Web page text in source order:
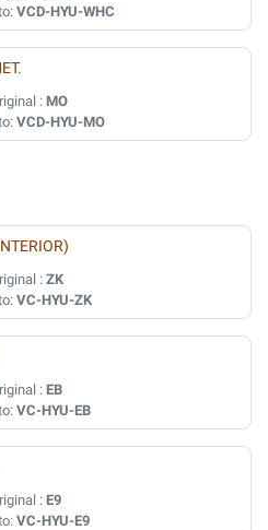
VCD-HYU-WHC
: MO
VCD-HYU-MO
: ZK
VC-HYU-ZK
: EB
VC-HYU-EB
: E9
VC-HYU-E9